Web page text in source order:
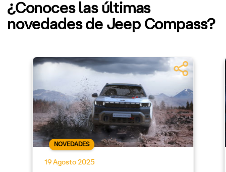
¿Conoces las últimas
novedades de Jeep Compass?
NOVEDADES
19 Agosto 2025